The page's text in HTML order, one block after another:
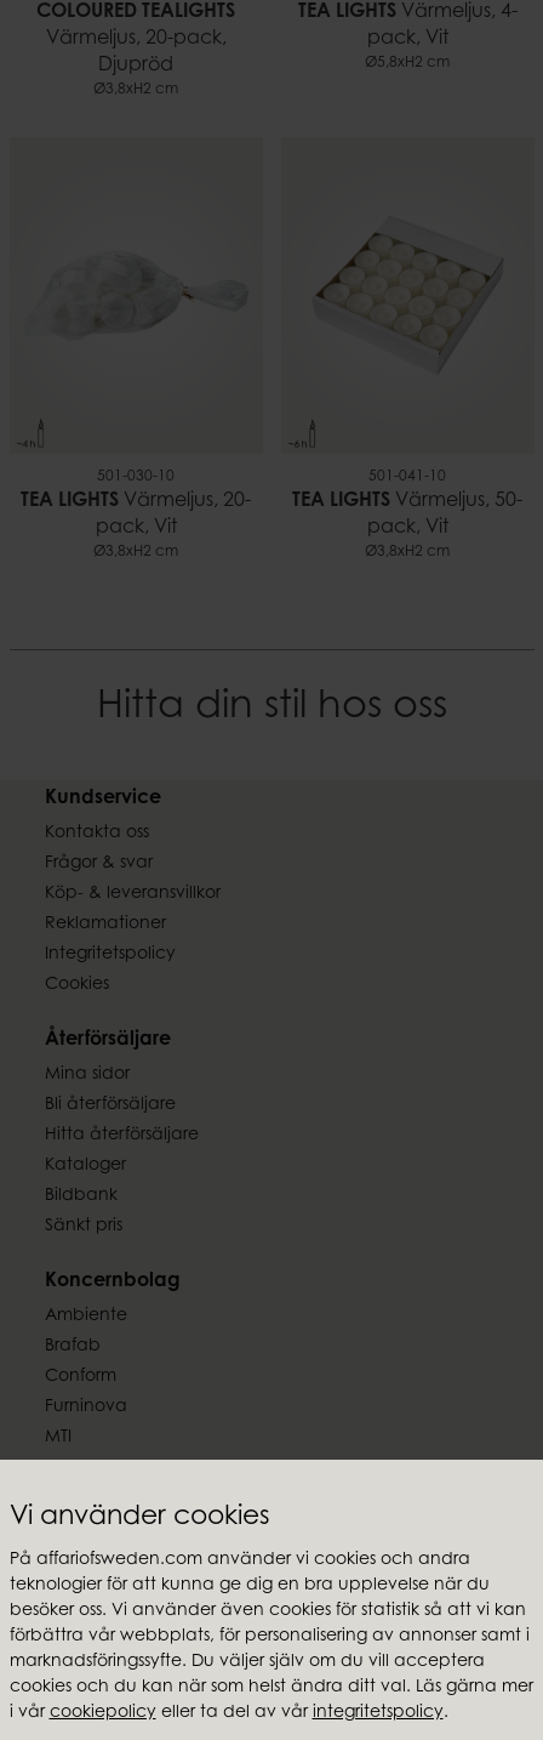
Vi använder cookies
På affariofsweden.com använder vi cookies och andra
teknologier för att kunna ge dig en bra upplevelse när du
besöker oss. Vi använder även cookies för statistik så att vi kan
förbättra vår webbplats, för personalisering av annonser samt i
marknadsföringssyfte. Du väljer själv om du vill acceptera
cookies och du kan när som helst ändra ditt val. Läs gärna mer
i vår cookiepolicyeller ta del av vår integritetspolicy.
COLOURED TEALIGHTS
Värmeljus, 20-pack,
Djupröd
Ø3,8xH2 cm
TEA LIGHTSVärmeljus, 4-
pack, Vit
Ø5,8xH2 cm
501-030-10
TEA LIGHTS Värmeljus, 20-
pack, Vit
Ø3,8xH2 cm
501-041-10
TEA LIGHTS Värmeljus, 50-
pack, Vit
Ø3,8xH2 cm
Hitta din stil hos oss
Kundservice
Kontakta oss
Frågor & svar
Köp- & leveransvillkor
Reklamationer
Integritetspolicy
Cookies
Återförsäljare
Mina sidor
Bli återförsäljare
Hitta återförsäljare
Kataloger
Bildbank
Sänkt pris
Koncernbolag
Ambiente
Brafab
Conform
Furninova
MTI
Affari of Sweden
Om oss
Inspiration